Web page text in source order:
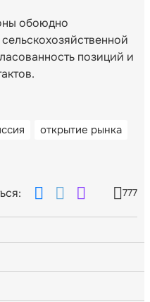
обоюдно
позиций и
открытие рынка
777